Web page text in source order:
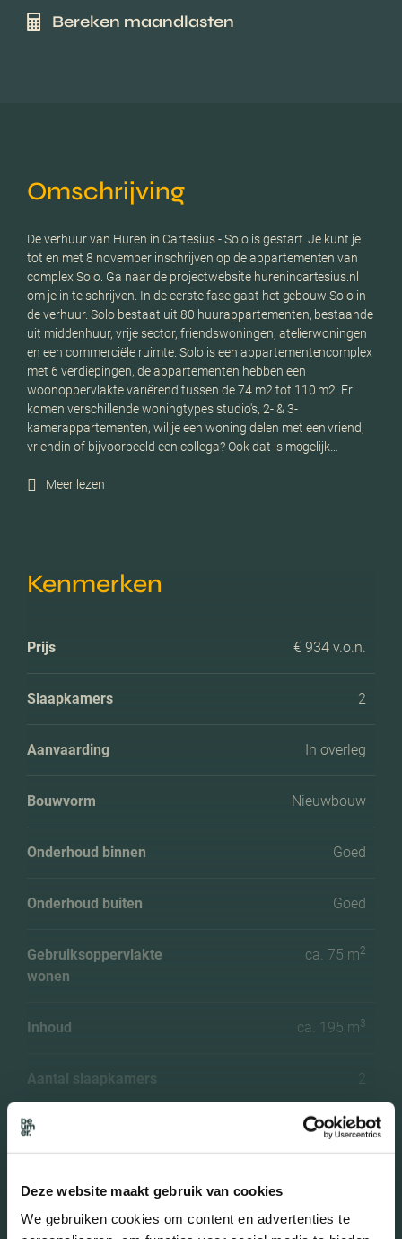
Deze website maakt gebruik van cookies
We gebruiken cookies om content en advertenties te
Bereken maandlasten
Omschrijving
De verhuur van Huren in Cartesius - Solo is gestart. Je kunt je
tot en met 8 november inschrijven op de appartementen van
complex Solo. Ga naar de projectwebsite hurenincartesius.nl
om je in te schrijven. In de eerste fase gaat het gebouw Solo in
de verhuur. Solo bestaat uit 80 huurappartementen, bestaande
uit middenhuur, vrije sector, friendswoningen, atelierwoningen
en een commerciële ruimte. Solo is een appartementencomplex
met 6 verdiepingen, de appartementen hebben een
woonoppervlakte variërend tussen de 74 m2 tot 110 m2. Er
komen verschillende woningtypes studio's, 2- & 3-
kamerappartementen, wil je een woning delen met een vriend,
vriendin of bijvoorbeeld een collega? Ook dat is mogelijk…
Meer lezen
Kenmerken
Prijs € 934 v.o.n.
Slaapkamers 2
Aanvaarding In overleg
Bouwvorm Nieuwbouw
Onderhoud binnen Goed
Onderhoud buiten Goed
Gebruiksoppervlakte
wonen
ca. 75 m2
Inhoud ca. 195 m3
Aantal slaapkamers 2
Aantal woonlagen 1 woonlagen
Meer kenmerken